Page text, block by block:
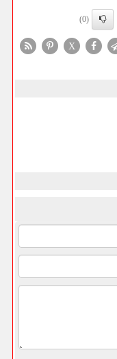
(0)
X